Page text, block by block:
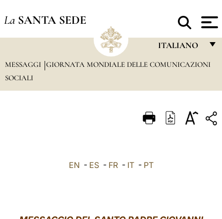
La SANTA SEDE
ITALIANO
FRANÇAIS
PORTUGUÊS
MESSAGGI
GIORNATA MONDIALE DELLE COMUNICAZIONI
SOCIALI
EN - ES- FR- IT- PT